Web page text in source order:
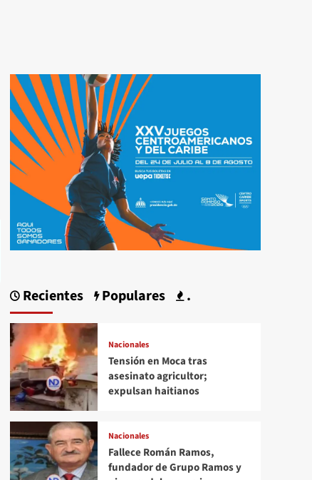
Recientes Populares .
Nacionales
Tensión en Moca tras
asesinato agricultor;
expulsan haitianos
Nacionales
Fallece Román Ramos,
fundador de Grupo Ramos y